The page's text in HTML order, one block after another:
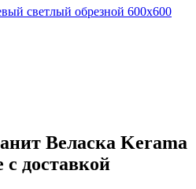
светлый обрезной 600х600
Веласка Kerama
доставкой